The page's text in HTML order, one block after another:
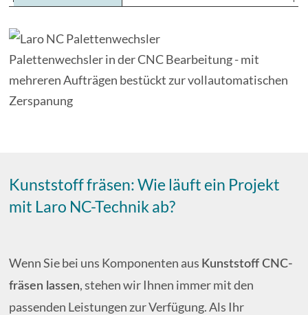
Palettenwechsler in der CNC Bearbeitung - mit
mehreren Aufträgen bestückt zur vollautomatischen
Zerspanung
Kunststoff fräsen: Wie läuft ein Projekt
mit Laro NC-Technik ab?
Wenn Sie bei uns Komponenten aus Kunststoff CNC-
fräsen lassen, stehen wir Ihnen immer mit den
passenden Leistungen zur Verfügung. Als Ihr